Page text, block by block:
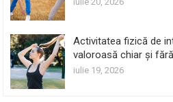
Activitatea fizică de
valoroasă chiar și
iulie 19, 2026